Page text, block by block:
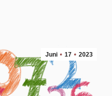
Juni 17 2023